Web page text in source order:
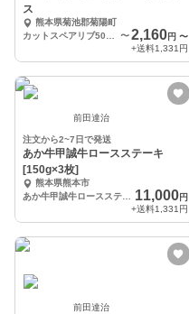
ス
熊本県菊池郡菊陽町
〜 2,160円 〜
+送料1,331円
前田達治
注文から2~7日で発送
あか牛甲誠牛ロースステーキ
[150g×3枚]
熊本県熊本市
11,000円
+送料1,331円
前田達治